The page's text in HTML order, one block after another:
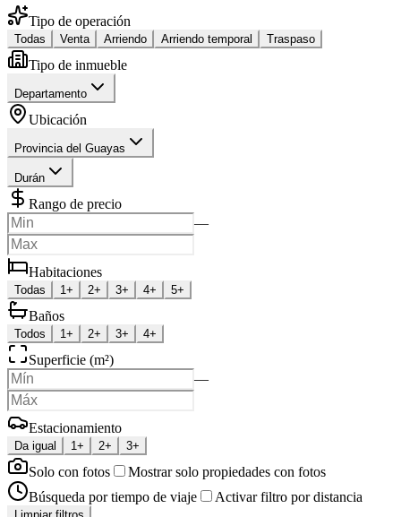
Tipo de operación
Todas Venta Arriendo Arriendo temporal Traspaso
Tipo de inmueble
Departamento
Ubicación
Provincia del Guayas
Durán
Rango de precio
—
Habitaciones
Todas 1+ 2+ 3+ 4+ 5+
Baños
Todos 1+ 2+ 3+ 4+
Superficie (m²)
—
Estacionamiento
Da igual 1+ 2+ 3+
Solo con fotos
Mostrar solo propiedades con fotos
Búsqueda por tiempo de viaje
Activar filtro por distancia